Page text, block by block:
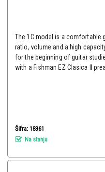
The 1C model is a comfortable
ratio, volume and a high
for the beginning of guitar
with a Fishman EZ Clasica II
Šifra: 18361
Na stanju